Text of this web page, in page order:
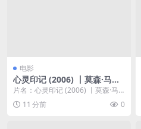
电影
心灵印记 (2006) 丨莫森·马克
马尔巴夫导演作品丨剧情 / 冒
险丨又名: 蚂蚁的尖叫
片名：心灵印记 (2006) 丨莫森·马
克马尔巴夫导演作品丨剧情 / 冒险
丨又名...
11 分前 0